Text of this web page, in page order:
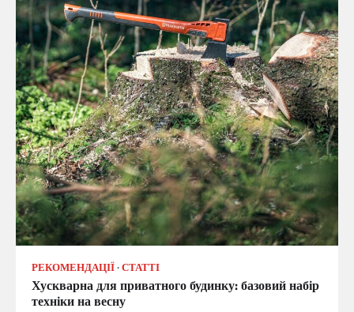
РЕКОМЕНДАЦІЇ СТАТТІ
Хускварна для приватного будинку: базовий набір
техніки на весну